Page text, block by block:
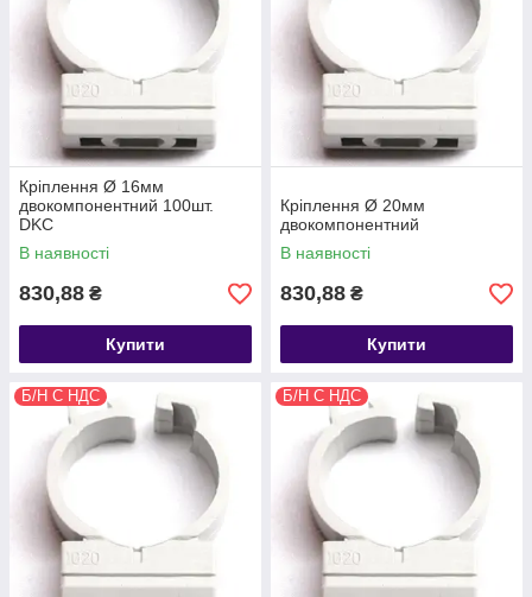
Кріплення Ø 16мм
двокомпонентний 100шт.
DKC
В наявності
830,88 ₴
Купити
Кріплення Ø 20мм
двокомпонентний
В наявності
830,88 ₴
Купити
Б/Н С НДС Б/Н С НДС